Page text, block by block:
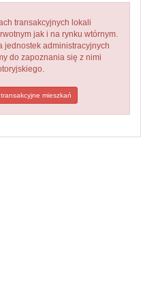
transakcyjnych lokali
jak i na rynku wtórnym.
jednostek administracyjnych
do zapoznania się z nimi
mieszkań